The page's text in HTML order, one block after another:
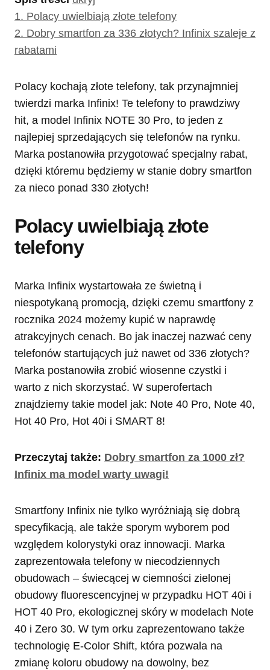
1. Polacy uwielbiają złote telefony
2. Dobry smartfon za 336 złotych? Infinix szaleje z
rabatami
Polacy kochają złote telefony, tak przynajmniej
twierdzi marka Infinix! Te telefony to prawdziwy
hit, a model Infinix NOTE 30 Pro, to jeden z
najlepiej sprzedających się telefonów na rynku.
Marka postanowiła przygotować specjalny rabat,
dzięki któremu będziemy w stanie dobry smartfon
za nieco ponad 330 złotych!
Polacy uwielbiają złote
telefony
Marka Infinix wystartowała ze świetną i
niespotykaną promocją, dzięki czemu smartfony z
rocznika 2024 możemy kupić w naprawdę
atrakcyjnych cenach. Bo jak inaczej nazwać ceny
telefonów startujących już nawet od 336 złotych?
Marka postanowiła zrobić wiosenne czystki i
warto z nich skorzystać. W superofertach
znajdziemy takie model jak: Note 40 Pro, Note 40,
Hot 40 Pro, Hot 40i i SMART 8!
Przeczytaj także: Dobry smartfon za 1000 zł?
Infinix ma model warty uwagi!
Smartfony Infinix nie tylko wyróżniają się dobrą
specyfikacją, ale także sporym wyborem pod
względem kolorystyki oraz innowacji. Marka
zaprezentowała telefony w niecodziennych
obudowach – świecącej w ciemności zielonej
obudowy fluorescencyjnej w przypadku HOT 40i i
HOT 40 Pro, ekologicznej skóry w modelach Note
40 i Zero 30. W tym orku zaprezentowano także
technologię E-Color Shift, która pozwala na
zmianę koloru obudowy na dowolny, bez